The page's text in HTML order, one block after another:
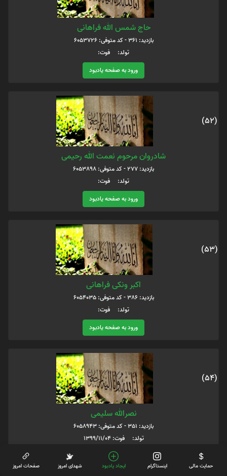
حاج شمس الله فراهانی
بازدید: 361 - کد متوفی: 6053726
تولد: فوت:
ورود به صفحه یادبود
(52)
شادروان مرحوم نعمت الله رحیمی
بازدید: 277 - کد متوفی: 6053898
تولد: فوت:
ورود به صفحه یادبود
(53)
اکبر ونکی فراهانی
بازدید: 386 - کد متوفی: 6054035
تولد: فوت:
ورود به صفحه یادبود
(54)
نصرالله سلیمی
بازدید: 351 - کد متوفی: 6058943
تولد: فوت: 1399/11/04
ورود به صفحه یادبود
حمایت مالی اینستاگرام ایجاد یادبود شهدای امروز صفحات امروز